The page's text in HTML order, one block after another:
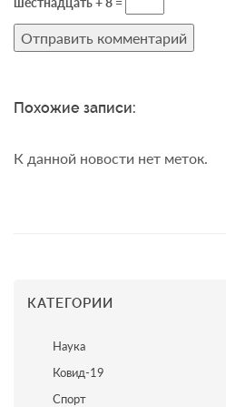
Похожие записи:
К данной новости нет меток.
КАТЕГОРИИ
Наука
Ковид-19
Спорт